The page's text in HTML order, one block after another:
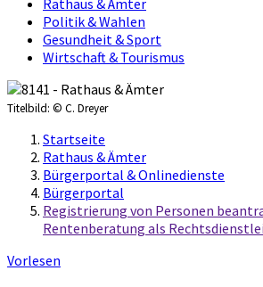
Rathaus & Ämter
Politik & Wahlen
Gesundheit & Sport
Wirtschaft & Tourismus
Titelbild: © C. Dreyer
Startseite
Rathaus & Ämter
Bürgerportal & Onlinedienste
Bürgerportal
Registrierung von Personen
Rentenberatung als
Vorlesen